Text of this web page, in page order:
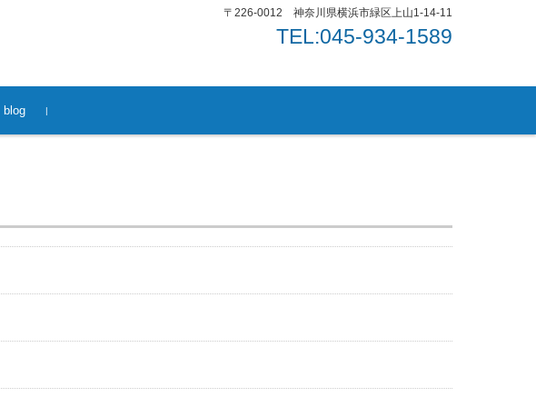
〒226-0012 神奈川県横浜市緑区上山1-14-11
TEL:045-934-1589
blog